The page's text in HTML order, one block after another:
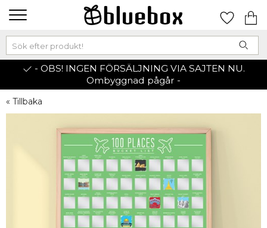
- OBS! INGEN FÖRSÄLJNING VIA SAJTEN NU.
Ombyggnad pågår -
« Tillbaka